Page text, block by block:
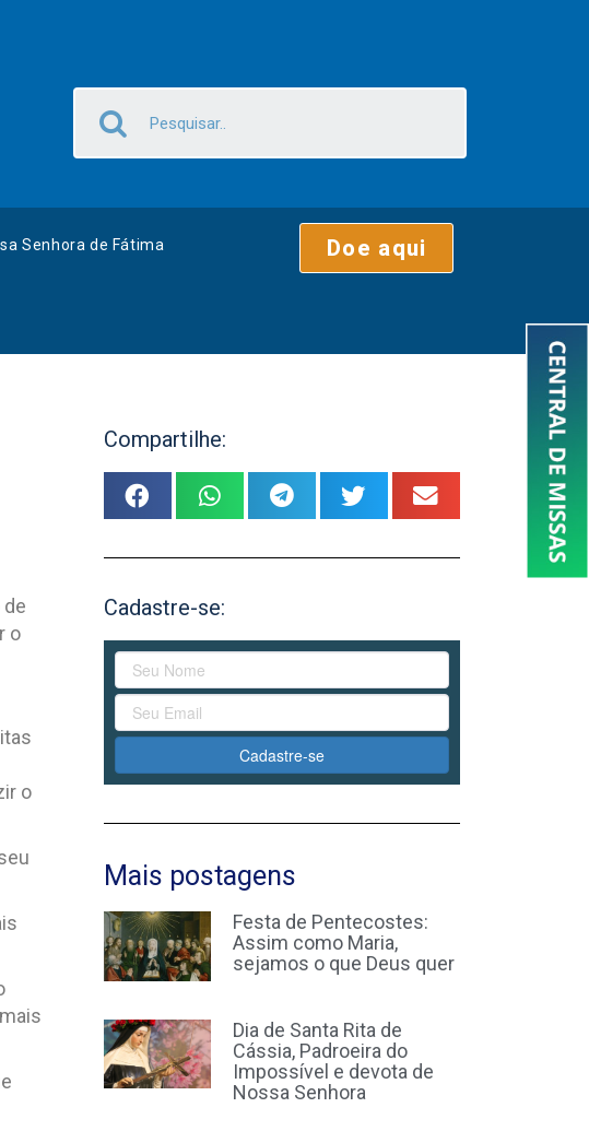
Senhora de Fátima Doe aqui
o
o
Compartilhe:
Cadastre-se:
Cadastre-se
Mais postagens
Festa de Pentecostes:
Assim como Maria,
sejamos o que Deus quer
Dia de Santa Rita de
Cássia, Padroeira do
Impossível e devota de
Nossa Senhora